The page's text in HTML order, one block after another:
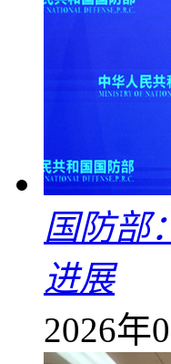
国防部
进展
2026年